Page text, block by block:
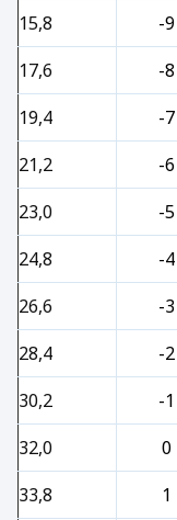
15,8
-9
17,6
-8
19,4
-7
21,2
-6
23,0
-5
24,8
-4
26,6
-3
28,4
-2
30,2
-1
32,0
0
33,8
1